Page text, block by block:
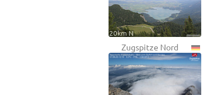
20km N
Zugspitze Nord